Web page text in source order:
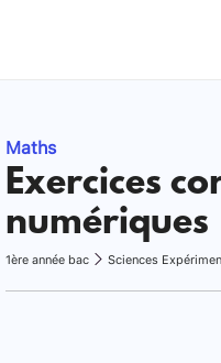
Maths
Exercices
numériques
1ère année bac Sciences